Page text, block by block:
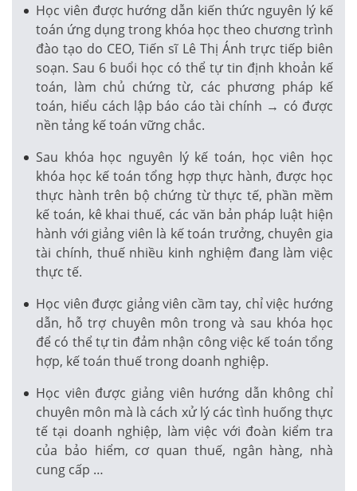
Học viên được hướng dẫn kiến thức nguyên lý kế
toán ứng dụng trong khóa học theo chương trình
đào tạo do CEO, Tiến sĩ Lê Thị Ánh trực tiếp biên
soạn. Sau 6 buổi học có thể tự tin định khoản kế
toán, làm chủ chứng từ, các phương pháp kế
toán, hiểu cách lập báo cáo tài chính → có được
nền tảng kế toán vững chắc.
Sau khóa học nguyên lý kế toán, học viên học
khóa học kế toán tổng hợp thực hành, được học
thực hành trên bộ chứng từ thực tế, phần mềm
kế toán, kê khai thuế, các văn bản pháp luật hiện
hành với giảng viên là kế toán trưởng, chuyên gia
tài chính, thuế nhiều kinh nghiệm đang làm việc
thực tế.
Học viên được giảng viên cầm tay, chỉ việc hướng
dẫn, hỗ trợ chuyên môn trong và sau khóa học
để có thể tự tin đảm nhận công việc kế toán tổng
hợp, kế toán thuế trong doanh nghiệp.
Học viên được giảng viên hướng dẫn không chỉ
chuyên môn mà là cách xử lý các tình huống thực
tế tại doanh nghiệp, làm việc với đoàn kiểm tra
của bảo hiểm, cơ quan thuế, ngân hàng, nhà
cung cấp …